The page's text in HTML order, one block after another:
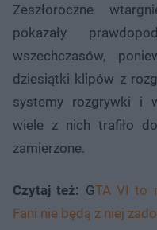
Zeszłoroczne
pokazały
wszechczasów,
dziesiątki klipów z
systemy rozgrywki i
wiele z nich trafiło
zamierzone.
Czytaj też: GTA VI to
Fani nie będą z niej